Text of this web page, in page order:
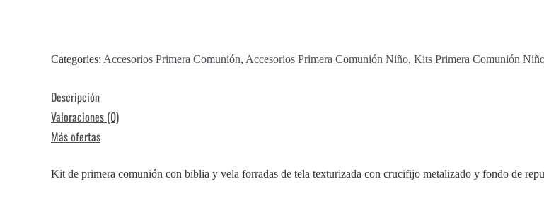
cantidad
Categories: Accesorios Primera Comunión, Accesorios Primera Comunión Niño, Kits Primera Comunión
Descripción
Valoraciones (0)
Más ofertas
Kit de primera comunión con biblia y vela forradas de tela texturizada con crucifijo metalizado y fondo de